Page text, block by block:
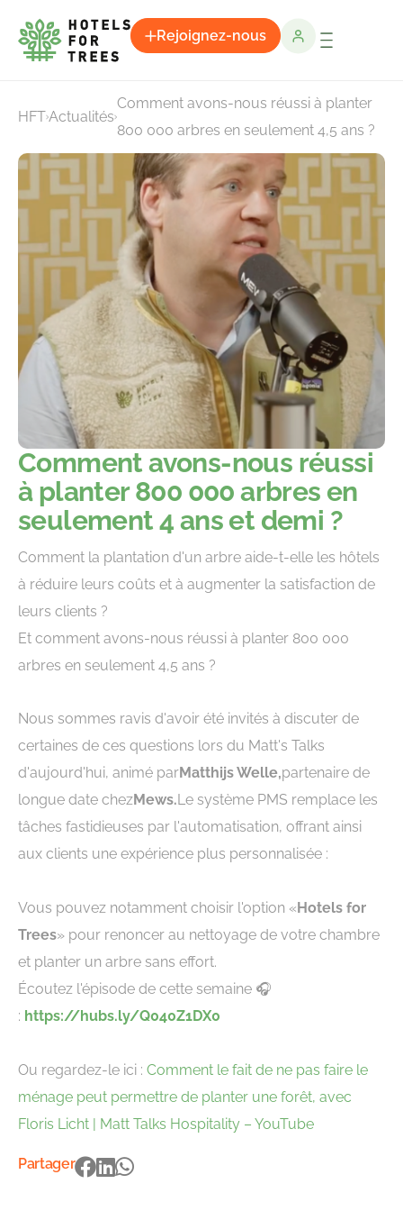
Rejoignez-nous
HFT Actualités
Comment avons-nous réussi à planter
800 000 arbres en seulement 4,5 ans ?
Comment avons-nous réussi
à planter 800 000 arbres en
seulement 4 ans et demi ?
Comment la plantation d'un arbre aide-t-elle les hôtels
à réduire leurs coûts et à augmenter la satisfaction de
leurs clients ?
Et comment avons-nous réussi à planter 800 000
arbres en seulement 4,5 ans ?
Nous sommes ravis d'avoir été invités à discuter de
certaines de ces questions lors du Matt's Talks
d'aujourd'hui, animé parMatthijs Welle,partenaire de
longue date chezMews.Le système PMS remplace les
tâches fastidieuses par l'automatisation, offrant ainsi
aux clients une expérience plus personnalisée :
Vous pouvez notamment choisir l'option «Hotels for
Trees» pour renoncer au nettoyage de votre chambre
et planter un arbre sans effort.
Écoutez l'épisode de cette semaine 🎧
: https://hubs.ly/Q040Z1DX0
Ou regardez-le ici : Comment le fait de ne pas faire le
ménage peut permettre de planter une forêt, avec
Floris Licht | Matt Talks Hospitality – YouTube
Partager